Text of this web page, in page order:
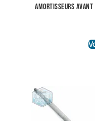
Amortisseurs